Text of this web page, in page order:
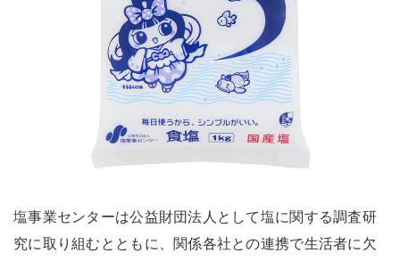
塩事業センターは公益財団法人として塩に関する調査研
究に取り組むとともに、関係各社との連携で生活者に欠